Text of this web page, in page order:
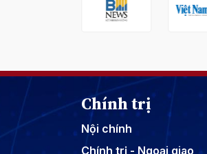
Chính trị
Nội chính
Chính trị - Ngoại giao